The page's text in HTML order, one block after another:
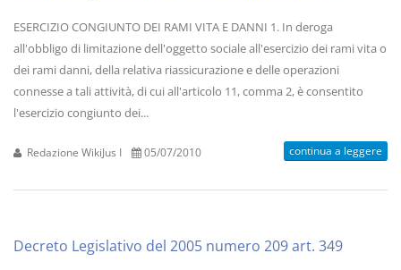
ESERCIZIO CONGIUNTO DEI RAMI VITA E DANNI 1. In deroga
all'obbligo di limitazione dell'oggetto sociale all'esercizio dei rami vita o
dei rami danni, della relativa riassicurazione e delle operazioni
connesse a tali attività, di cui all'articolo 11, comma 2, è consentito
l'esercizio congiunto dei...
Redazione WikiJus I 05/07/2010 continua a leggere
Decreto Legislativo del 2005 numero 209 art. 349